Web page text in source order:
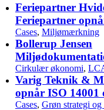
Feriepartner
Feriepartner
Cases, Miljømærkning
Bollerup Jensen
Cirkulær økonomi,
Varig Teknik &
opnår ISO 14001
Cases, Grøn strategi